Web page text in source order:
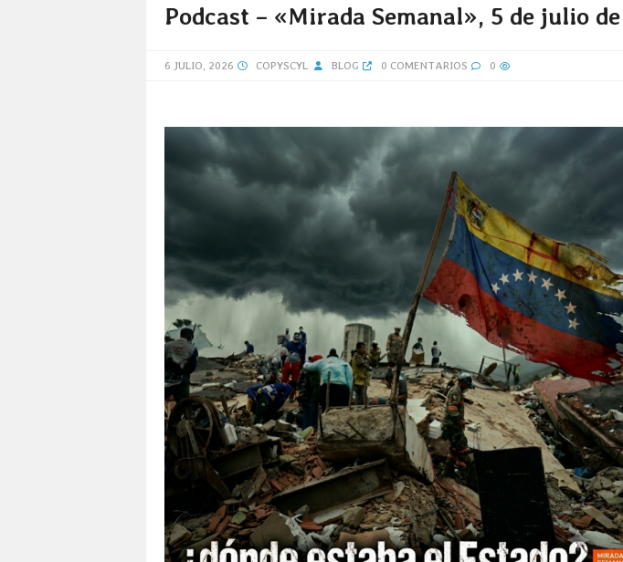
Podcast – «Mirada Semanal», 5 de julio
6 JULIO, 2026 COPYSCYL BLOG 0 COMENTARIOS 0